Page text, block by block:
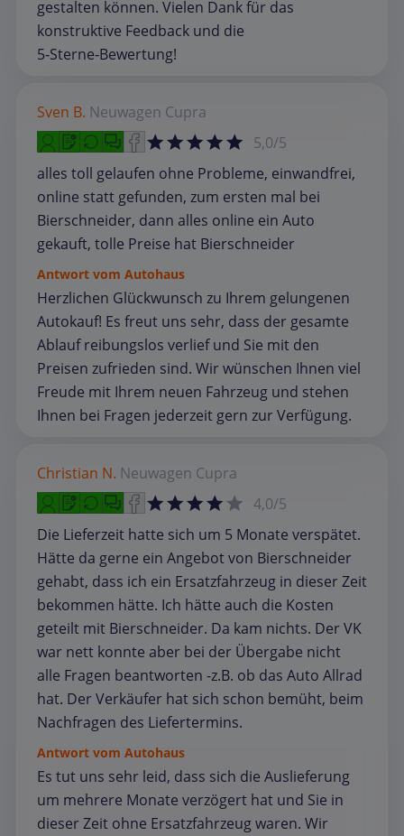
gestalten können. Vielen Dank für das
konstruktive Feedback und die
5‑Sterne‑Bewertung!
Sven B. Neuwagen Cupra
5,0/5
alles toll gelaufen ohne Probleme, einwandfrei,
online statt gefunden, zum ersten mal bei
Bierschneider, dann alles online ein Auto
gekauft, tolle Preise hat Bierschneider
Antwort vom Autohaus
Herzlichen Glückwunsch zu Ihrem gelungenen
Autokauf! Es freut uns sehr, dass der gesamte
Ablauf reibungslos verlief und Sie mit den
Preisen zufrieden sind. Wir wünschen Ihnen viel
Freude mit Ihrem neuen Fahrzeug und stehen
Ihnen bei Fragen jederzeit gern zur Verfügung.
Christian N. Neuwagen Cupra
4,0/5
Die Lieferzeit hatte sich um 5 Monate verspätet.
Hätte da gerne ein Angebot von Bierschneider
gehabt, dass ich ein Ersatzfahrzeug in dieser Zeit
bekommen hätte. Ich hätte auch die Kosten
geteilt mit Bierschneider. Da kam nichts. Der VK
war nett konnte aber bei der Übergabe nicht
alle Fragen beantworten -z.B. ob das Auto Allrad
hat. Der Verkäufer hat sich schon bemüht, beim
Nachfragen des Liefertermins.
Antwort vom Autohaus
Es tut uns sehr leid, dass sich die Auslieferung
um mehrere Monate verzögert hat und Sie in
dieser Zeit ohne Ersatzfahrzeug waren. Wir